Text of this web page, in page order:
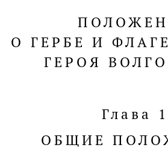
О ГЕРБЕ И
ГЕРОЯ
Глава 1
ОБЩИЕ